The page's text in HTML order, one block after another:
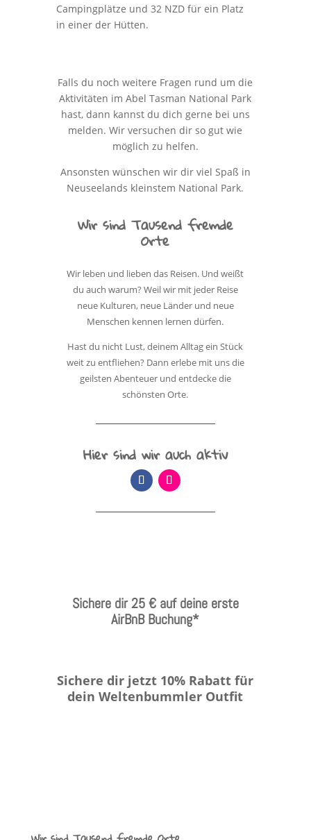
Campingplätze und 32 NZD für ein Platz
in einer der Hütten.
Falls du noch weitere Fragen rund um die
Aktivitäten im Abel Tasman National Park
hast, dann kannst du dich gerne bei uns
melden. Wir versuchen dir so gut wie
möglich zu helfen.
Ansonsten wünschen wir dir viel Spaß in
Neuseelands kleinstem National Park.
Wir sind Tausend fremde
Orte
Wir leben und lieben das Reisen. Und weißt
du auch warum? Weil wir mit jeder Reise
neue Kulturen, neue Länder und neue
Menschen kennen lernen dürfen.
Hast du nicht Lust, deinem Alltag ein Stück
weit zu entfliehen? Dann erlebe mit uns die
geilsten Abenteuer und entdecke die
schönsten Orte.
Hier sind wir auch aktiv
Sichere dir 25 € auf deine erste
AirBnB Buchung*
Sichere dir jetzt 10% Rabatt für
dein Weltenbummler Outfit